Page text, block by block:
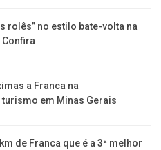
rolês” no estilo bate-volta na
a Franca na
em Minas Gerais
de Franca que é a 3ª melhor